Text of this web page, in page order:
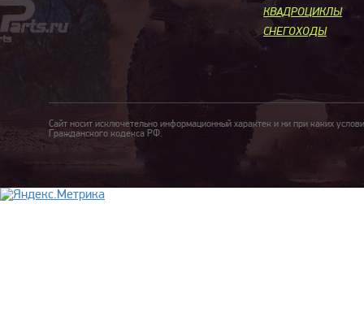
КВАДРОЦИКЛЫ
СНЕГОХОДЫ
Сайт носит исключетельно информационный характек и ни при каких
Гражданского кодекса РФ.